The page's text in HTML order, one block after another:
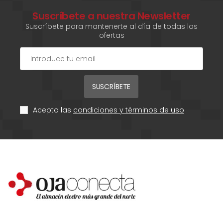
Suscríbete a nuestra Newsletter
Suscríbete para mantenerte al día de todas las
ofertas
SUSCRÍBETE
Acepto las condiciones y términos de uso